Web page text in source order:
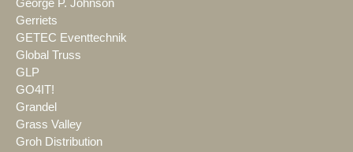
George P. Johnson
Gerriets
GETEC Eventtechnik
Global Truss
GLP
GO4IT!
Grandel
Grass Valley
Groh Distribution